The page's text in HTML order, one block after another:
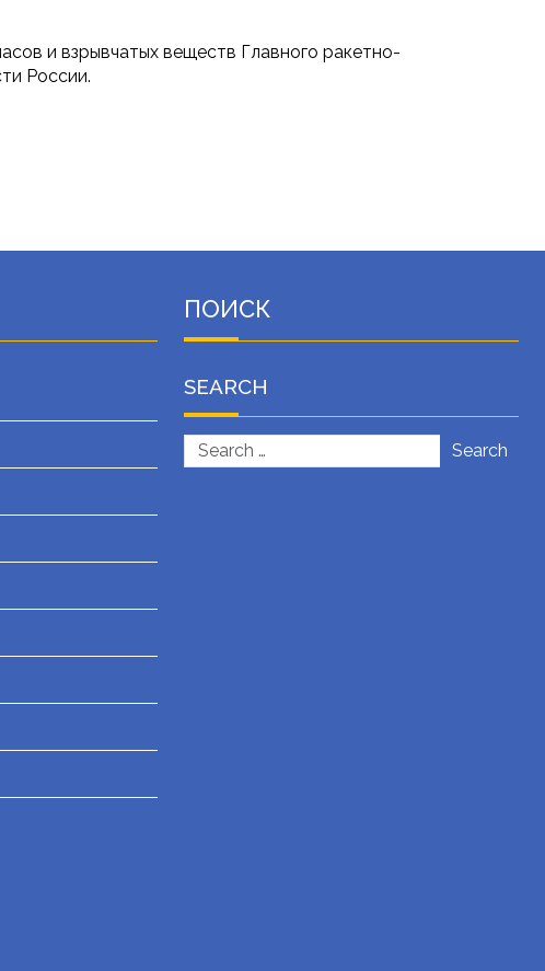
и взрывчатых веществ Главного ракетно-
России.
ПОИСК
SEARCH
Search